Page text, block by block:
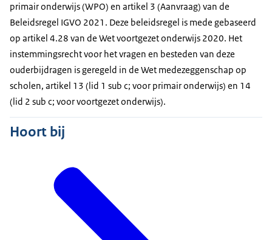
primair onderwijs (WPO) en artikel 3 (Aanvraag) van de
Beleidsregel IGVO 2021. Deze beleidsregel is mede gebaseerd
op artikel 4.28 van de Wet voortgezet onderwijs 2020. Het
instemmingsrecht voor het vragen en besteden van deze
ouderbijdragen is geregeld in de Wet medezeggenschap op
scholen, artikel 13 (lid 1 sub c; voor primair onderwijs) en 14
(lid 2 sub c; voor voortgezet onderwijs).
Hoort bij